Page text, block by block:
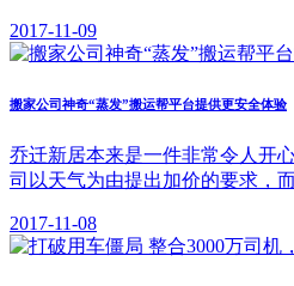
2017-11-09
搬家公司神奇“蒸发”搬运帮平台提供更安全体验
乔迁新居本来是一件非常令人开
司以天气为由提出加价的要求，
2017-11-08